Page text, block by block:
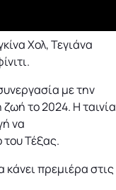
Χολ, Τεγιάνα
με την
το 2024. Η ταινία
να
του Τέξας.
πρεμιέρα στις